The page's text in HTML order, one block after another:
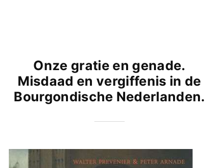
Onze gratie en genade.
Misdaad en vergiffenis in de
Bourgondische Nederlanden.